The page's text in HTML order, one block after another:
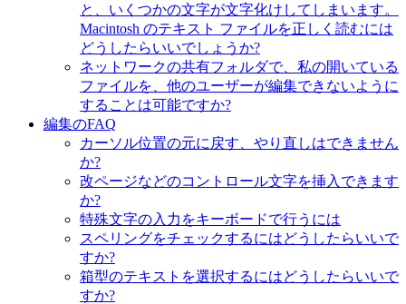
と、いくつかの文字が文字化けしてしまいます。
Macintosh のテキスト ファイルを正しく読むには
どうしたらいいでしょうか?
ネットワークの共有フォルダで、私の開いている
ファイルを、他のユーザーが編集できないように
することは可能ですか?
編集のFAQ
カーソル位置の元に戻す、やり直しはできません
か?
改ページなどのコントロール文字を挿入できます
か?
特殊文字の入力をキーボードで行うには
スペリングをチェックするにはどうしたらいいで
すか?
箱型のテキストを選択するにはどうしたらいいで
すか?